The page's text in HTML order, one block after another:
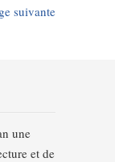
suivante
une
et de